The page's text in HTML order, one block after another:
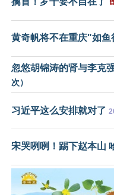
黄奇帆将不在重庆"如鱼
忽悠胡锦涛的肾与李克
次）
习近平这么安排就对了
宋哭咧咧！踢下赵本山